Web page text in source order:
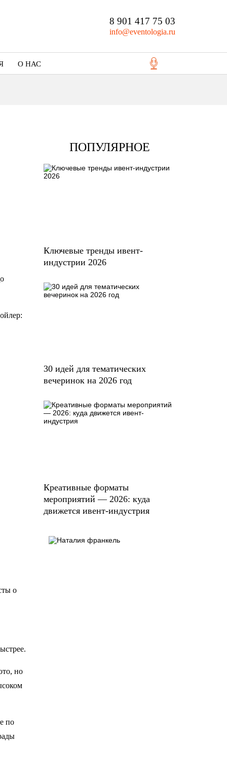
8 901 417 75 03
info@eventologia.ru
О НАС
о
но
по
ПОПУЛЯРНОЕ
Ключевые тренды ивент-
индустрии 2026
30 идей для тематических
вечеринок на 2026 год
Креативные форматы
мероприятий — 2026: куда
движется ивент-индустрия